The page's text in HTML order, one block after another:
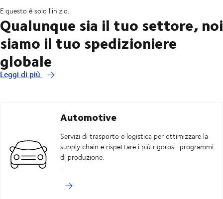
E questo è solo l'inizio.
Qualunque sia il tuo settore, noi
siamo il tuo spedizioniere
globale
Leggi di più
Automotive
Servizi di trasporto e logistica per ottimizzare la
supply chain e rispettare i più rigorosi programmi
di produzione.
.